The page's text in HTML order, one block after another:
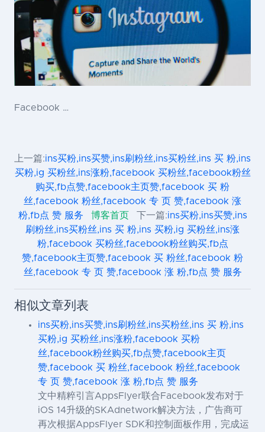
Facebook …
上一篇:ins买粉,ins买赞,ins刷粉丝,ins买粉丝,ins 买 粉,ins
买粉,ig 买粉丝,ins涨粉,facebook 买粉丝,facebook粉丝
购买,fb点赞,facebook主页赞,facebook 买 粉
丝,facebook 粉丝,facebook 专 页 赞,facebook 涨
粉,fb点 赞 服务
博客首页 下一篇:ins买粉,ins买赞,ins
刷粉丝,ins买粉丝,ins 买 粉,ins 买粉,ig 买粉丝,ins涨
粉,facebook 买粉丝,facebook粉丝购买,fb点
赞,facebook主页赞,facebook 买 粉丝,facebook 粉
丝,facebook 专 页 赞,facebook 涨 粉,fb点 赞 服务
相似文章列表
ins买粉,ins买赞,ins刷粉丝,ins买粉丝,ins 买 粉,ins
买粉,ig 买粉丝,ins涨粉,facebook 买粉
丝,facebook粉丝购买,fb点赞,facebook主页
赞,facebook 买 粉丝,facebook 粉丝,facebook
专 页 赞,facebook 涨 粉,fb点 赞 服务
文中精粹引言AppsFlyer联合Facebook发布对于
iOS 14升级的SKAdnetwork解决方法，广告商可
再次根据AppsFlyer SDK和控制面板作用，完成运